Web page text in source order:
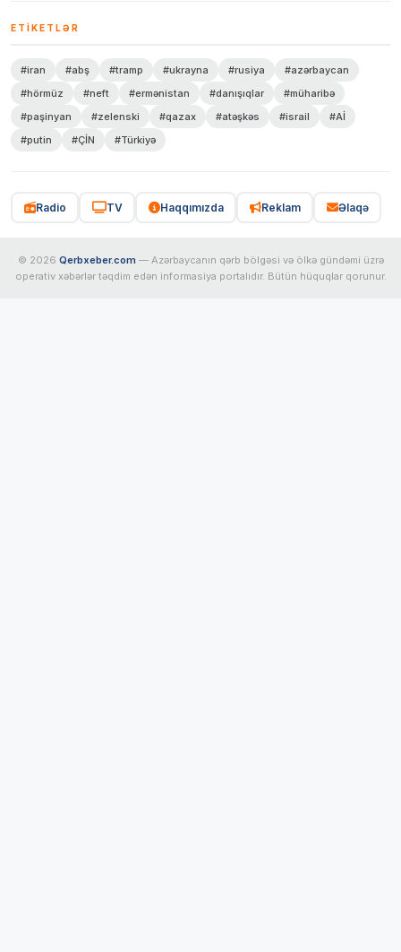
ETIKETLƏR
#iran #abş #tramp #ukrayna #rusiya
#azərbaycan
#hörmüz
#neft #ermənistan #danışıqlar
#müharibə
#paşinyan
#zelenski #qazax #atəşkəs #israil
#Aİ
#putin
#ÇİN #Türkiyə
Radio TV Haqqımızda Reklam Əlaqə
© 2026 Qerbxeber.com — Azərbaycanın qərb bölgəsi və ölkə gündəmi üzrə
operativ xəbərlər təqdim edən informasiya portalıdır. Bütün hüquqlar qorunur.